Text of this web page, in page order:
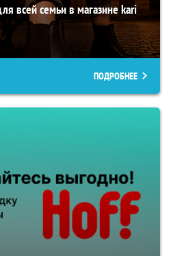
всей семьи в магазине kari
ПОДРОБНЕЕ